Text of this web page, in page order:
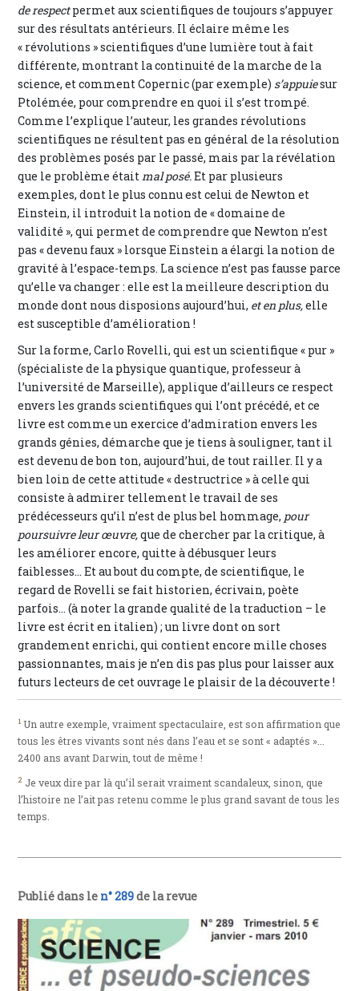
de respectpermet aux scientifiques de toujours s’appuyer
sur des résultats antérieurs. Il éclaire même les
« révolutions » scientifiques d’une lumière tout à fait
différente, montrant la continuité de la marche de la
science, et comment Copernic (par exemple) s’appuiesur
Ptolémée, pour comprendre en quoi il s’est trompé.
Comme l’explique l’auteur, les grandes révolutions
scientifiques ne résultent pas en général de la résolution
des problèmes posés par le passé, mais par la révélation
que le problème était mal posé.Et par plusieurs
exemples, dont le plus connu est celui de Newton et
Einstein, il introduit la notion de « domaine de
validité », qui permet de comprendre que Newton n’est
pas « devenu faux » lorsque Einstein a élargi la notion de
gravité à l’espace-temps. La science n’est pas fausse parce
qu’elle va changer : elle est la meilleure description du
monde dont nous disposions aujourd’hui, et en plus,elle
est susceptible d’amélioration !
Sur la forme, Carlo Rovelli, qui est un scientifique « pur »
(spécialiste de la physique quantique, professeur à
l’université de Marseille), applique d’ailleurs ce respect
envers les grands scientifiques qui l’ont précédé, et ce
livre est comme un exercice d’admiration envers les
grands génies, démarche que je tiens à souligner, tant il
est devenu de bon ton, aujourd’hui, de tout railler. Il y a
bien loin de cette attitude « destructrice » à celle qui
consiste à admirer tellement le travail de ses
prédécesseurs qu’il n’est de plus bel hommage, pour
poursuivre leur œuvre,que de chercher par la critique, à
les améliorer encore, quitte à débusquer leurs
faiblesses... Et au bout du compte, de scientifique, le
regard de Rovelli se fait historien, écrivain, poète
parfois... (à noter la grande qualité de la traduction – le
livre est écrit en italien) ; un livre dont on sort
grandement enrichi, qui contient encore mille choses
passionnantes, mais je n’en dis pas plus pour laisser aux
futurs lecteurs de cet ouvrage le plaisir de la découverte !
1 Un autre exemple, vraiment spectaculaire, est son affirmation que
tous les êtres vivants sont nés dans l’eau et se sont « adaptés »...
2400 ans avant Darwin, tout de même !
2 Je veux dire par là qu’il serait vraiment scandaleux, sinon, que
l’histoire ne l’ait pas retenu comme le plus grand savant de tous les
temps.
Publié dans le n° 289de la revue